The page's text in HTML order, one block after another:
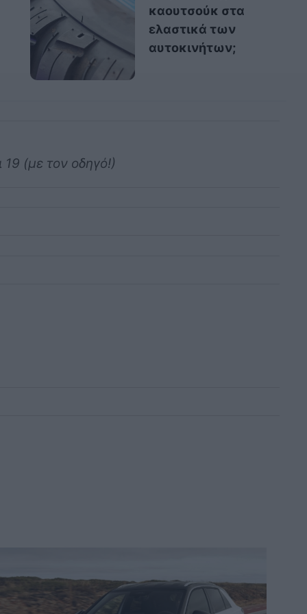
καουτσούκ στα
ελαστικά των
αυτοκινήτων;
19 (με τον οδηγό!)